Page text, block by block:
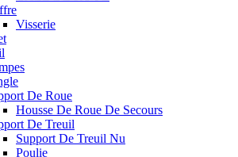
Visserie
De Roue
Housse De Roue De Secours
De Treuil
Support De Treuil Nu
Poulie